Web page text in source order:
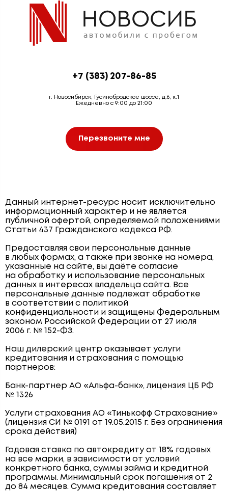
+7 (383) 207-86-85
г. Новосибирск, Гусинобродское шоссе, д.6, к.1
Ежедневно с 9:00 до 21:00
Перезвоните мне
Данный интернет-ресурс носит исключительно
информационный характер и не является
публичной офертой, определяемой положениями
Статьи 437 Гражданского кодекса РФ.
Предоставляя свои персональные данные
в любых формах, а также при звонке на номера,
указанные на сайте, вы даёте согласие
на обработку и использование персональных
данных в интересах владельца сайта. Все
персональные данные подлежат обработке
в соответствии с политикой
конфиденциальности и защищены Федеральным
законом Российской Федерации от 27 июля
2006 г. № 152-ФЗ.
Наш дилерский центр оказывает услуги
кредитования и страхования с помощью
партнеров:
Банк-партнер АО «Альфа-банк», лицензия ЦБ РФ
№ 1326
Услуги страхования АО «Тинькофф Страхование»
(лицензия СИ № 0191 от 19.05.2015 г. Без ограничения
срока действия)
Годовая ставка по автокредиту от 18% годовых
на все марки, в зависимости от условий
конкретного банка, суммы займа и кредитной
программы. Минимальный срок погашения от 2
до 84 месяцев. Сумма кредитования составляет